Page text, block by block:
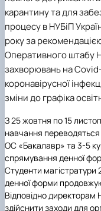
карантину та для
процесу в НУБіП
року за
Оперативного штабу
захворювань на
коронавірусної
зміни до графіка
З 25 жовтня по 15
навчання переводяться
ОС «Бакалавр» та 3-5
спрямування денної
Студенти магістратури
денної форми
Відповідно директорам
здійснити заходи для